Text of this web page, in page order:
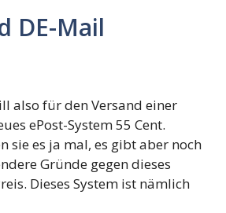
DE-Mail
also für den Versand einer
ePost-System 55 Cent.
sie es ja mal, es gibt aber noch
Gründe gegen dieses
Dieses System ist nämlich